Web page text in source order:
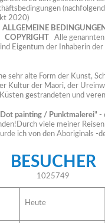
2020)
ALLGEMEINE
COPYRIGHT
Alle
Eigentum der Inhaberin
sehr alte Form der Kunst,
Kultur der Maori, der
gestrandeten und
Dot painting / Punktmalerei" -
viele meiner
ich von den Aboriginals -
BESUCHER
1025749
Heute